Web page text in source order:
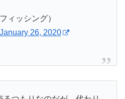
ィッシング）
January 26, 2020